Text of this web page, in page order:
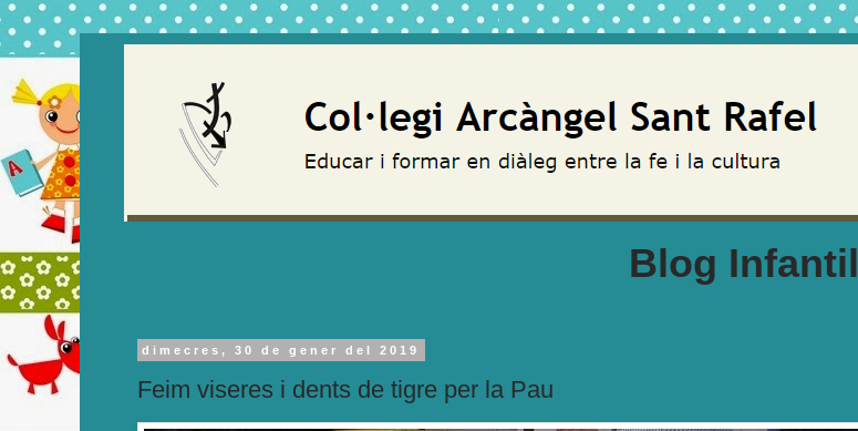
Blog Infantil
dimecres, 30 de gener del 2019
Feim viseres i dents de tigre per la Pau